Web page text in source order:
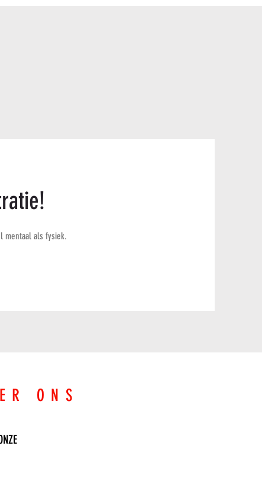
mentaal als fysiek.
ONS